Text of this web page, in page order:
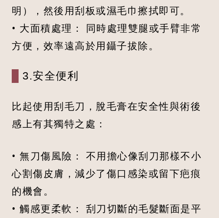
明），然後用刮板或濕毛巾擦拭即可。
• 大面積處理： 同時處理雙腿或手臂非常
方便，效率遠高於用鑷子拔除。
3.安全便利
比起使用刮毛刀，脫毛膏在安全性與術後
感上有其獨特之處：
• 無刀傷風險： 不用擔心像刮刀那樣不小
心割傷皮膚，減少了傷口感染或留下疤痕
的機會。
• 觸感更柔軟： 刮刀切斷的毛髮斷面是平